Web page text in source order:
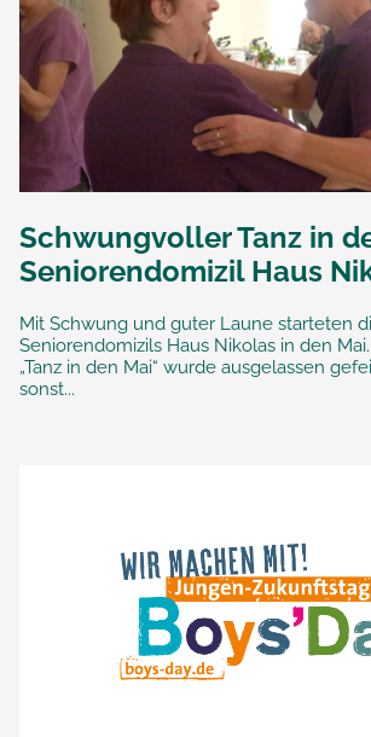
Schwungvoller Tanz in
Seniorendomizil Haus
Mit Schwung und guter Laune starteten
Seniorendomizils Haus Nikolas in den
„Tanz in den Mai“ wurde ausgelassen
sonst...